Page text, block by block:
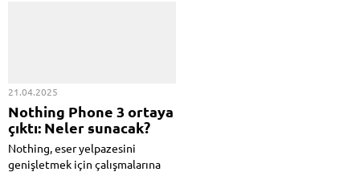
...21.04.2025
Nothing Phone 3 ortaya
çıktı: Neler sunacak?
Nothing, eser yelpazesini
genişletmek için çalışmalarına